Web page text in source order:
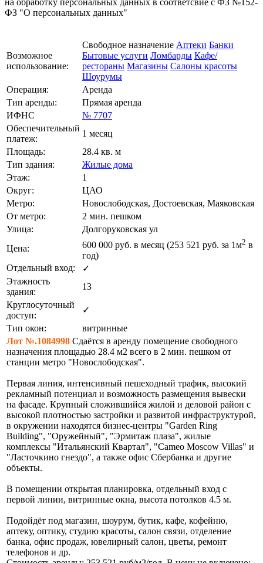
на обработку персональных данных в соответсвие с ФЗ №152-
ФЗ "О персональных данных"
Возможное
использование:
Свободное назначение Аптеки Банки
Бытовые услуги Ломбарды Кафе/
рестораны Магазины Салоны красоты
Шоурумы
Операция:
Аренда
Тип аренды:
Прямая аренда
ИФНС
№ 7707
Обеспечительный
платеж:
1 месяц
Площадь:
28.4 кв. м
Тип здания:
Жилые дома
Этаж:
1
Округ:
ЦАО
Метро:
Новослободская, Достоевская, Маяковская
От метро:
2 мин. пешком
Улица:
Долгоруковская ул
Цена:
600 000 руб. в месяц (253 521 руб. за 1м2 в
год)
Отдельный вход:
✓
Этажность
здания:
13
Круглосуточный
доступ:
✓
Тип окон:
витринные
Лот №.1084998 Сдаётся в аренду помещение свободного
назначения площадью 28.4 м2 всего в 2 мин. пешком от
станции метро "Новослободская".
Первая линия, интенсивный пешеходный трафик, высокий
рекламный потенциал и возможность размещения вывески
на фасаде. Крупный сложившийся жилой и деловой район с
высокой плотностью застройки и развитой инфраструктурой,
в окружении находятся бизнес-центры "Garden Ring
Building", "Оружейный", "Эрмитаж плаза", жилые
комплексы "Итальянский Квартал", "Cameo Moscow Villas" и
"Ласточкино гнездо", а также офис Сбербанка и другие
объекты.
В помещении открытая планировка, отдельный вход с
первой линии, витринные окна, высота потолков 4.5 м.
Подойдёт под магазин, шоурум, бутик, кафе, кофейню,
аптеку, оптику, студию красоты, салон связи, отделение
банка, офис продаж, ювелирный салон, цветы, ремонт
телефонов и др.